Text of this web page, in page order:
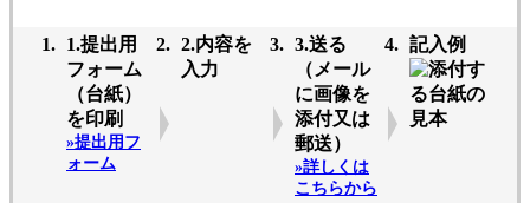
1.提出用
フォーム
（台紙）
を印刷
»提出用フ
ォーム
2.内容を
入力
3.送る
（メール
に画像を
添付又は
郵送）
»詳しくは
こちらから
記入例